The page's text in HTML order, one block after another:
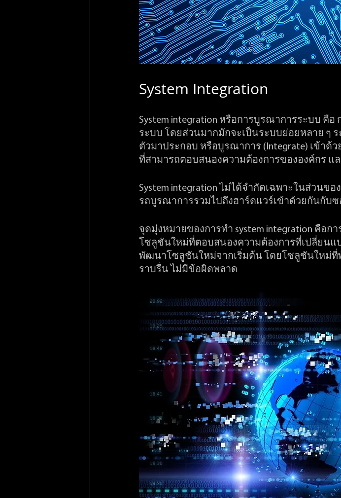
System Integration
System integration หรือการบูรณาการระบบ คื
ระบบ โดยส่วนมากมักจะเป็นระบบย่อยหลาย ๆ ร
ตัวมาประกอบ หรือบูรณาการ (Integrate) เข้าด้
ที่สามารถตอบสนองความต้องการขององค์กร แ
System integration ไม่ได้จำกัดเฉพาะในส่วนข
รถบูรณาการรวมไปถึงฮาร์ดแวร์เข้าด้วยกันกับ
จุดมุ่งหมายของการทำ system integration คือก
โซลูชันใหม่ที่ตอบสนองความต้องการที่เปลี่ยนแ
พัฒนาโซลูชันใหม่จากเริ่มต้น โดยโซลูชันใหม่ที่
ราบรื่น ไม่มีข้อผิดพลาด